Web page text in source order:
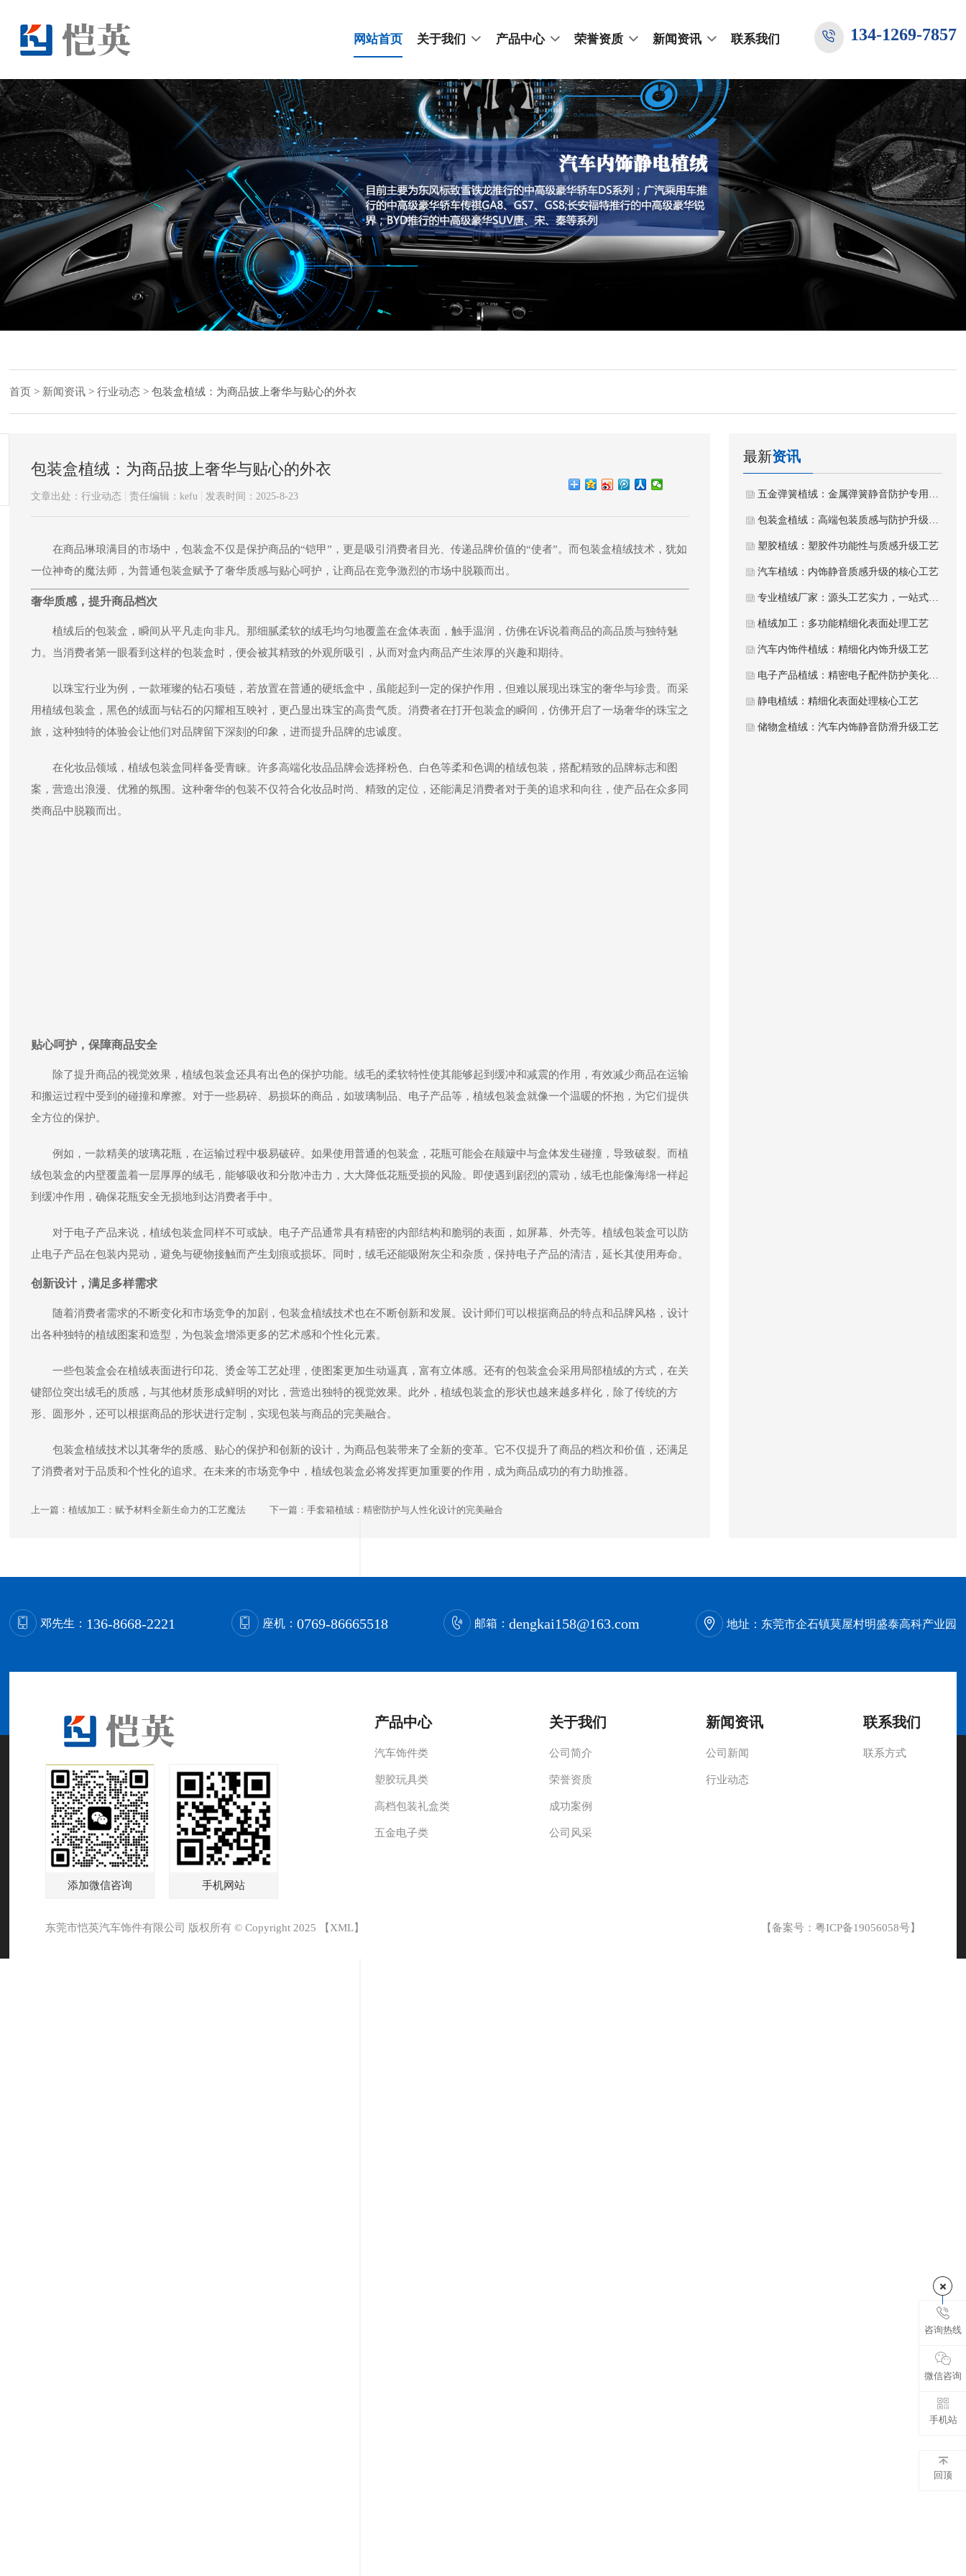
网站首页 关于我们 产品中心 荣誉资质 新闻资讯 联系我们 134-1269-7857
首页 > 新闻资讯 >行业动态 >包装盒植绒：为商品披上奢华与贴心的外衣
包装盒植绒：为商品披上奢华与贴心的外衣
文章出处：行业动态 责任编辑：kefu 发表时间：2025-8-23
在商品琳琅满目的市场中，包装盒不仅是保护商品的“铠甲”，更是吸引消费者目光、传递品牌价值的“使者”。而包装盒植绒技术，犹如
一位神奇的魔法师，为普通包装盒赋予了奢华质感与贴心呵护，让商品在竞争激烈的市场中脱颖而出。
奢华质感，提升商品档次
植绒后的包装盒，瞬间从平凡走向非凡。那细腻柔软的绒毛均匀地覆盖在盒体表面，触手温润，仿佛在诉说着商品的高品质与独特魅
力。当消费者第一眼看到这样的包装盒时，便会被其精致的外观所吸引，从而对盒内商品产生浓厚的兴趣和期待。
以珠宝行业为例，一款璀璨的钻石项链，若放置在普通的硬纸盒中，虽能起到一定的保护作用，但难以展现出珠宝的奢华与珍贵。而采
用植绒包装盒，黑色的绒面与钻石的闪耀相互映衬，更凸显出珠宝的高贵气质。消费者在打开包装盒的瞬间，仿佛开启了一场奢华的珠宝之
旅，这种独特的体验会让他们对品牌留下深刻的印象，进而提升品牌的忠诚度。
在化妆品领域，植绒包装盒同样备受青睐。许多高端化妆品品牌会选择粉色、白色等柔和色调的植绒包装，搭配精致的品牌标志和图
案，营造出浪漫、优雅的氛围。这种奢华的包装不仅符合化妆品时尚、精致的定位，还能满足消费者对于美的追求和向往，使产品在众多同
类商品中脱颖而出。
贴心呵护，保障商品安全
除了提升商品的视觉效果，植绒包装盒还具有出色的保护功能。绒毛的柔软特性使其能够起到缓冲和减震的作用，有效减少商品在运输
和搬运过程中受到的碰撞和摩擦。对于一些易碎、易损坏的商品，如玻璃制品、电子产品等，植绒包装盒就像一个温暖的怀抱，为它们提供
全方位的保护。
例如，一款精美的玻璃花瓶，在运输过程中极易破碎。如果使用普通的包装盒，花瓶可能会在颠簸中与盒体发生碰撞，导致破裂。而植
绒包装盒的内壁覆盖着一层厚厚的绒毛，能够吸收和分散冲击力，大大降低花瓶受损的风险。即使遇到剧烈的震动，绒毛也能像海绵一样起
到缓冲作用，确保花瓶安全无损地到达消费者手中。
对于电子产品来说，植绒包装盒同样不可或缺。电子产品通常具有精密的内部结构和脆弱的表面，如屏幕、外壳等。植绒包装盒可以防
止电子产品在包装内晃动，避免与硬物接触而产生划痕或损坏。同时，绒毛还能吸附灰尘和杂质，保持电子产品的清洁，延长其使用寿命。
创新设计，满足多样需求
随着消费者需求的不断变化和市场竞争的加剧，包装盒植绒技术也在不断创新和发展。设计师们可以根据商品的特点和品牌风格，设计
出各种独特的植绒图案和造型，为包装盒增添更多的艺术感和个性化元素。
一些包装盒会在植绒表面进行印花、烫金等工艺处理，使图案更加生动逼真，富有立体感。还有的包装盒会采用局部植绒的方式，在关
键部位突出绒毛的质感，与其他材质形成鲜明的对比，营造出独特的视觉效果。此外，植绒包装盒的形状也越来越多样化，除了传统的方
形、圆形外，还可以根据商品的形状进行定制，实现包装与商品的完美融合。
包装盒植绒技术以其奢华的质感、贴心的保护和创新的设计，为商品包装带来了全新的变革。它不仅提升了商品的档次和价值，还满足
了消费者对于品质和个性化的追求。在未来的市场竞争中，植绒包装盒必将发挥更加重要的作用，成为商品成功的有力助推器。
上一篇：植绒加工：赋予材料全新生命力的工艺魔法 下一篇：手套箱植绒：精密防护与人性化设计的完美融合
最新资讯
五金弹簧植绒：金属弹簧静音防护专用植绒工艺
包装盒植绒：高端包装质感与防护升级工艺
塑胶植绒：塑胶件功能性与质感升级工艺
汽车植绒：内饰静音质感升级的核心工艺
专业植绒厂家：源头工艺实力，一站式植绒加工服务
植绒加工：多功能精细化表面处理工艺
汽车内饰件植绒：精细化内饰升级工艺
电子产品植绒：精密电子配件防护美化工艺
静电植绒：精细化表面处理核心工艺
储物盒植绒：汽车内饰静音防滑升级工艺
邓先生： 136-8668-2221 座机： 0769-86665518 邮箱：dengkai158@163.com 地址： 东莞市企石镇莫屋村明盛泰高科产业园
添加微信咨询 手机网站
产品中心
汽车饰件类
塑胶玩具类
高档包装礼盒类
五金电子类
关于我们
公司简介
荣誉资质
成功案例
公司风采
新闻资讯
公司新闻
行业动态
联系我们
联系方式
东莞市恺英汽车饰件有限公司 版权所有 © Copyright 2025 【 XML】 【备案号： 粤ICP备19056058号】
咨询热线
微信咨询
手机站
回顶